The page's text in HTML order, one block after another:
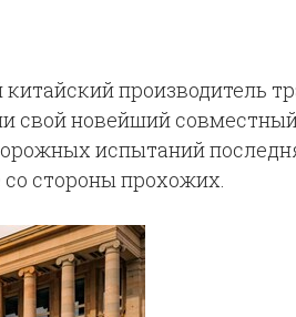
производитель
свой новейший
испытаний
стороны прохожих.